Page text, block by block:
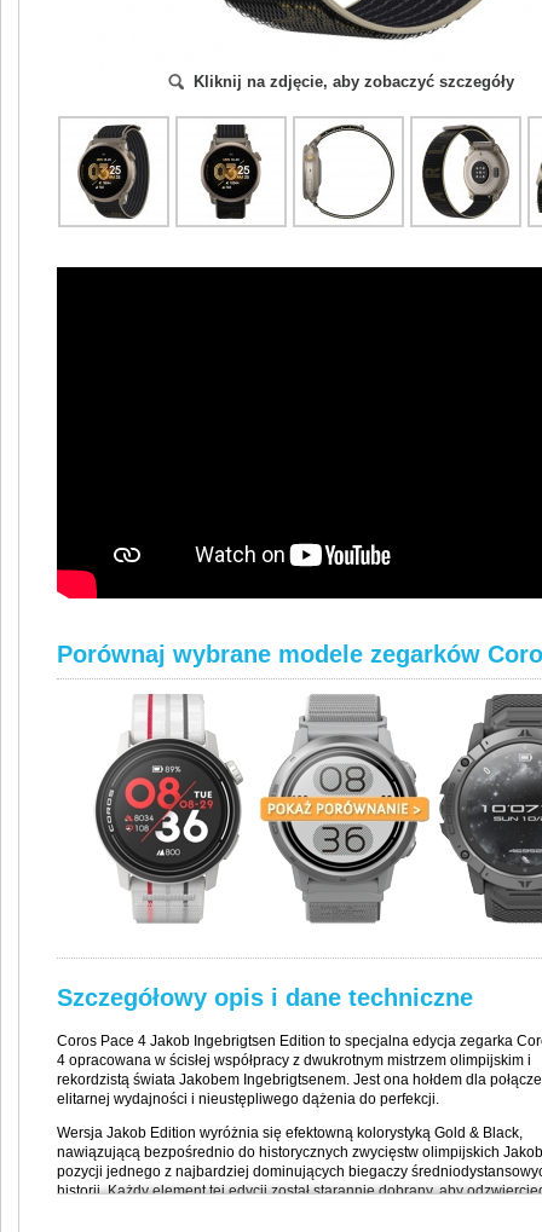
Kliknij na zdjęcie, aby zobaczyć szczegóły
Porównaj wybrane modele zegarków
Szczegółowy opis i dane techniczne
Coros Pace 4 Jakob Ingebrigtsen Edition to specjalna edycja zegarka
4 opracowana w ścisłej współpracy z dwukrotnym mistrzem olimpijskim i
rekordzistą świata Jakobem Ingebrigtsenem. Jest ona hołdem dla
elitarnej wydajności i nieustępliwego dążenia do perfekcji.
Wersja Jakob Edition wyróżnia się efektowną kolorystyką Gold & Black,
nawiązującą bezpośrednio do historycznych zwycięstw olimpijskich
pozycji jednego z najbardziej dominujących biegaczy
historii. Każdy element tej edycji został starannie dobrany, aby